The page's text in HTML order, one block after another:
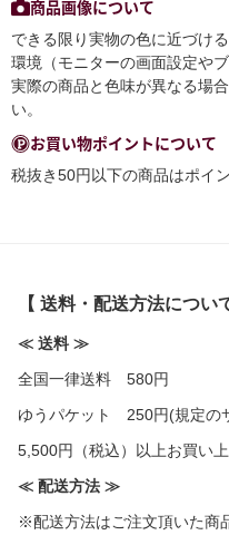
商品画像について
できる限り実物の色に近づけ
環境（モニターの画面設定や
実際の商品と色味が異なる場
い。
お買い物ポイントについて
税抜き50円以下の商品はポイ
【 送料・配送方法につい
≪ 送料 ≫
全国一律送料 580円
ゆうパケット 250円(規定の
5,500円（税込）以上お買い
≪ 配送方法 ≫
※配送方法はご注文頂いた商